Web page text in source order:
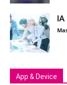
App & Device